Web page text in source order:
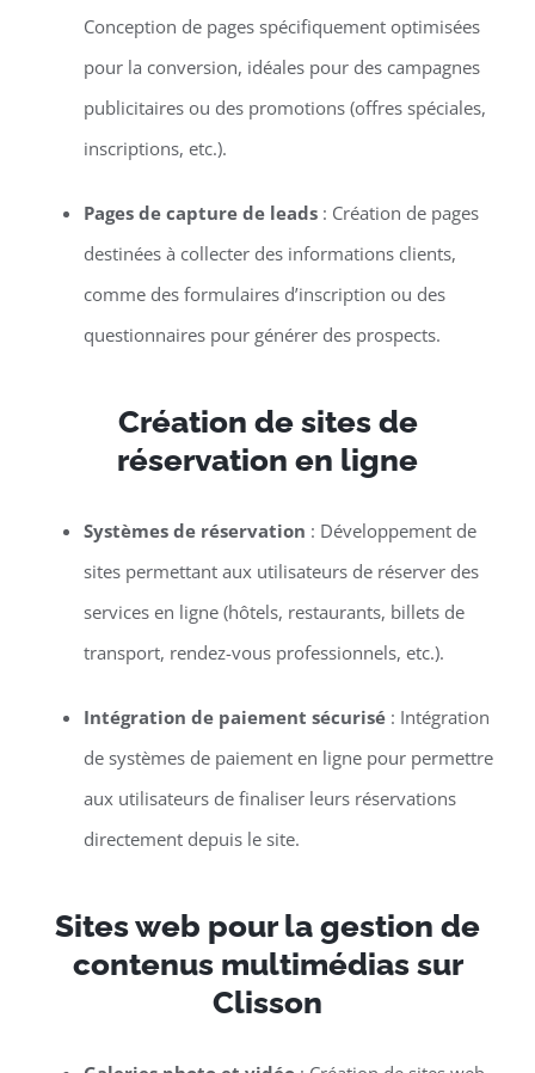
Conception de pages spécifiquement optimisées
pour la conversion, idéales pour des campagnes
publicitaires ou des promotions (offres spéciales,
inscriptions, etc.).
Pages de capture de leads: Création de pages
destinées à collecter des informations clients,
comme des formulaires d’inscription ou des
questionnaires pour générer des prospects.
Création de sites de
réservation en ligne
Systèmes de réservation : Développement de
sites permettant aux utilisateurs de réserver des
services en ligne (hôtels, restaurants, billets de
transport, rendez-vous professionnels, etc.).
Intégration de paiement sécurisé: Intégration
de systèmes de paiement en ligne pour permettre
aux utilisateurs de finaliser leurs réservations
directement depuis le site.
Sites web pour la gestion de
contenus multimédias sur
Clisson